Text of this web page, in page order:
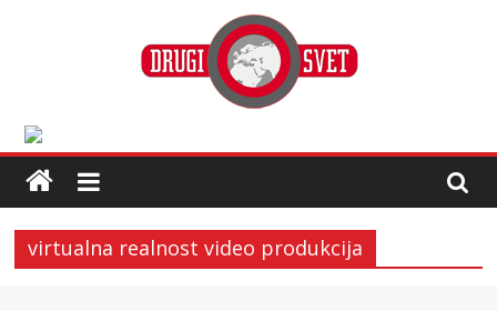
virtualna realnost video produkcija